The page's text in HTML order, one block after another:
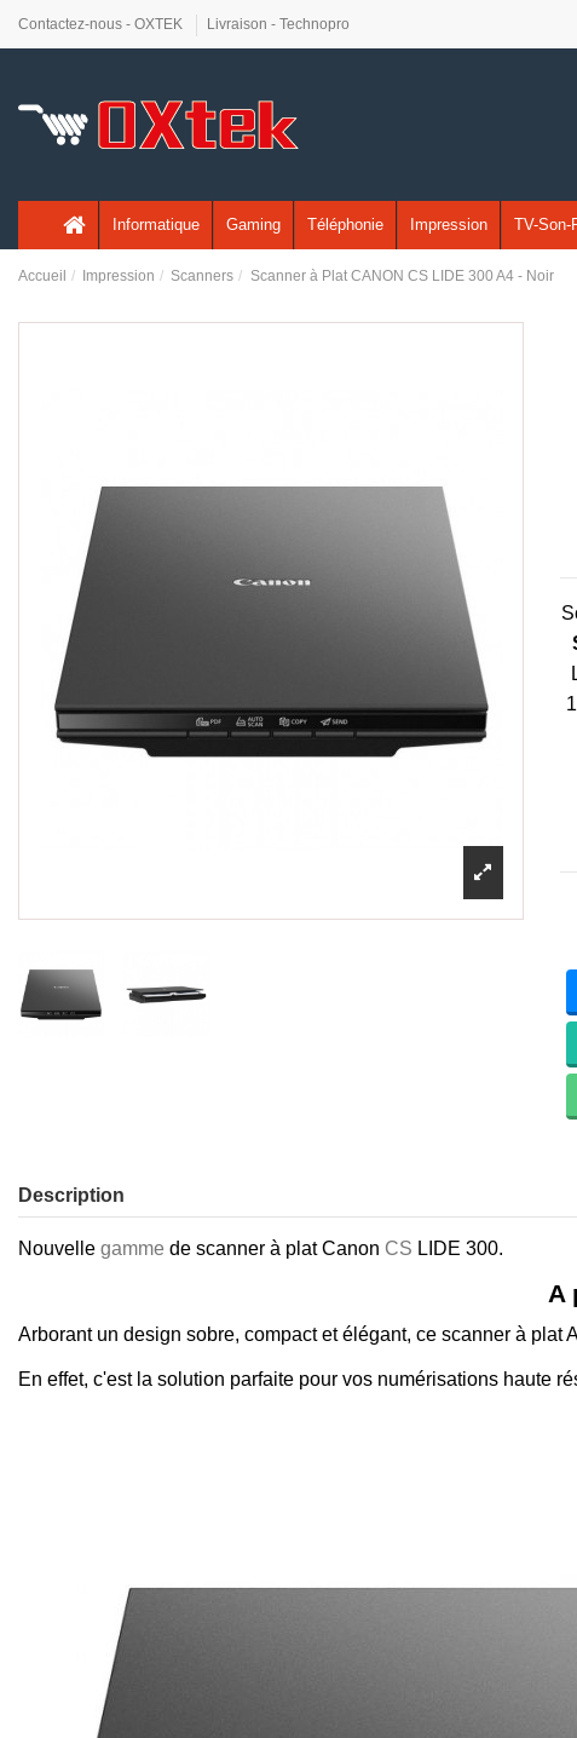
Contactez-nous - OXTEK Livraison - Technopro
Informatique Gaming Téléphonie Impression TV-Son-
Accueil Impression Scanners Scanner à Plat CANON CS LIDE 300 A4 - Noir
Description
Nouvelle gamme de scanner à plat Canon CS LIDE 300.
A
Arborant un design sobre, compact et élégant, ce scanner à
En effet, c'est la solution parfaite pour vos numérisations haute